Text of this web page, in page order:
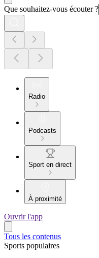
Que souhaitez-vous écouter ?
Radio
Podcasts
Sport en direct
À proximité
Ouvrir l'app
Tous les contenus
Sports populaires